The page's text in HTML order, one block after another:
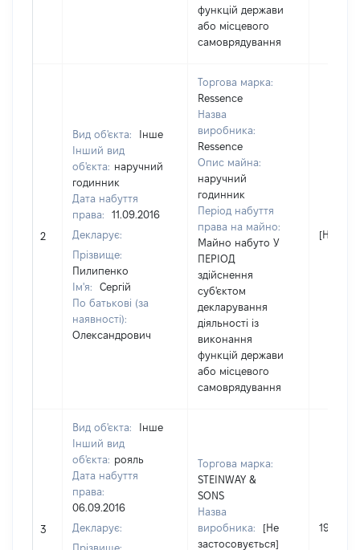
функцій держави
або місцевого
самоврядування
2
Вид об'єкта:
Інше
Інший вид
об'єкта: наручний
годинник
Дата набуття
права:
11.09.2016
Декларує:
Прізвище:
Пилипенко
Ім'я:
Сергій
По батькові (за
наявності):
Олександрович
Торгова марка:
Ressence
Назва
виробника:
Ressence
Опис майна:
наручний
годинник
Період набуття
права на майно:
Майно набуто У
ПЕРІОД
здійснення
суб'єктом
декларування
діяльності із
виконання
функцій держави
або місцевого
самоврядування
[Не
3
Вид об'єкта:
Інше
Інший вид
об'єкта: рояль
Дата набуття
права:
06.09.2016
Декларує:
Прізвище:
Торгова марка:
STEINWAY &
SONS
Назва
виробника:
[Не
застосовується]